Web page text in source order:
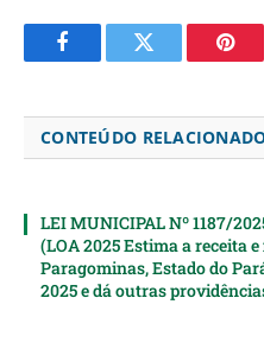
FacebookTwitter
CONTEÚDO
LEI MUNICIPAL Nº 1187/
(LOA 2025 Estima a receita
Paragominas, Estado do
2025 e dá outras